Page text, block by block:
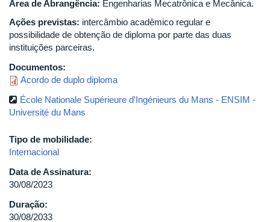
Área de Abrangência: Engenharias Mecatrônica e Mecânica.
Ações previstas: intercâmbio acadêmico regular e
possibilidade de obtenção de diploma por parte das duas
instituições parceiras.
Documentos:
Acordo de duplo diploma
École Nationale Supérieure d'Ingénieurs du Mans - ENSIM -
Université du Mans
Tipo de mobilidade:
Internacional
Data de Assinatura:
30/08/2023
Duração:
30/08/2033